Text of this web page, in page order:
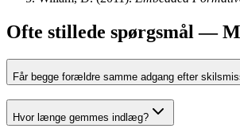
Ofte stillede spørgsmål —
Får begge forældre samme adgang efter
Hvor længe gemmes indlæg?